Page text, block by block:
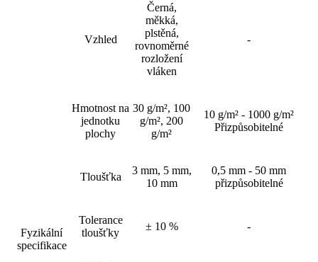
Vzhled
Černá,
měkká,
plstěná,
rovnoměrné
rozložení
vláken
-
Fyzikální
specifikace
Hmotnost na
jednotku
plochy
30 g/m², 100
g/m², 200
g/m²
10 g/m² - 1000 g/m²
Přizpůsobitelné
Tloušťka
3 mm, 5 mm,
10 mm
0,5 mm - 50 mm
přizpůsobitelné
Tolerance
tloušťky
± 10 % -